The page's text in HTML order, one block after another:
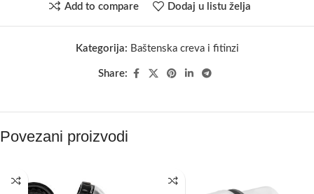
Add to compare Dodaj u listu želja
Kategorija: Baštenska creva i fitinzi
Share:
Povezani proizvodi